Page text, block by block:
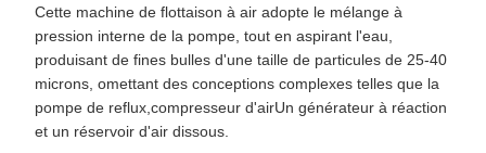
Cette machine de flottaison à air adopte le mélange à
pression interne de la pompe, tout en aspirant l'eau,
produisant de fines bulles d'une taille de particules de 25-40
microns, omettant des conceptions complexes telles que la
pompe de reflux,compresseur d'airUn générateur à réaction
et un réservoir d'air dissous.